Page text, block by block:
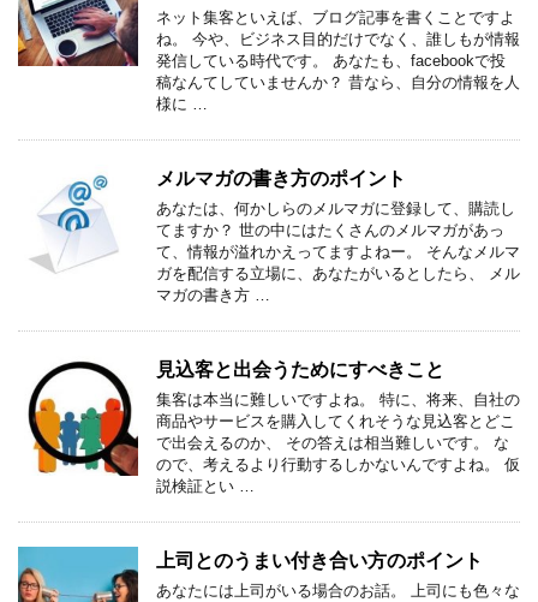
ネット集客といえば、ブログ記事を書くことですよ
ね。 今や、ビジネス目的だけでなく、誰しもが情報
発信している時代です。 あなたも、facebookで投
稿なんてしていませんか？ 昔なら、自分の情報を人
様に …
メルマガの書き方のポイント
あなたは、何かしらのメルマガに登録して、購読し
てますか？ 世の中にはたくさんのメルマガがあっ
て、情報が溢れかえってますよねー。 そんなメルマ
ガを配信する立場に、あなたがいるとしたら、 メル
マガの書き方 …
見込客と出会うためにすべきこと
集客は本当に難しいですよね。 特に、将来、自社の
商品やサービスを購入してくれそうな見込客とどこ
で出会えるのか、 その答えは相当難しいです。 な
ので、考えるより行動するしかないんですよね。 仮
説検証とい …
上司とのうまい付き合い方のポイント
あなたには上司がいる場合のお話。 上司にも色々な